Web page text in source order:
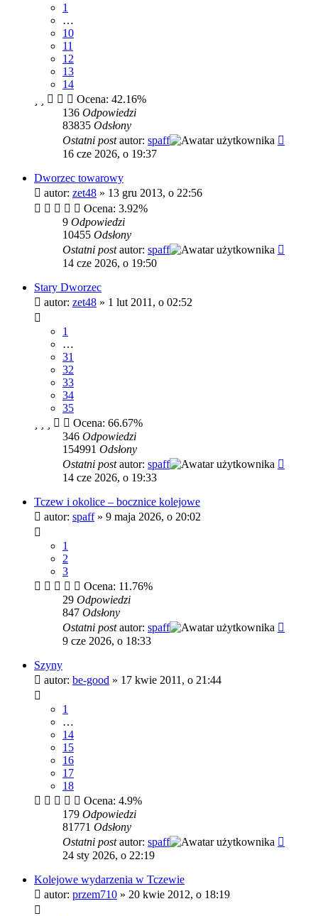
1
…
10
11
12
13
14
Ocena: 42.16%
136 Odpowiedzi
83835 Odsłony
Ostatni postautor: spaff
16 cze 2026, o 19:37
Dworzec towarowy
autor: zet48 » 13 gru 2013, o 22:56
Ocena: 3.92%
9 Odpowiedzi
10455 Odsłony
Ostatni postautor: spaff
14 cze 2026, o 19:50
Stary Dworzec
autor: zet48 » 1 lut 2011, o 02:52
1
…
31
32
33
34
35
Ocena: 66.67%
346 Odpowiedzi
154991 Odsłony
Ostatni postautor: spaff
14 cze 2026, o 19:33
Tczew i okolice – bocznice kolejowe
autor: spaff» 9 maja 2026, o 20:02
1
2
3
Ocena: 11.76%
29 Odpowiedzi
847 Odsłony
Ostatni postautor: spaff
9 cze 2026, o 18:33
Szyny
autor: be-good » 17 kwie 2011, o 21:44
1
…
14
15
16
17
18
Ocena: 4.9%
179 Odpowiedzi
81771 Odsłony
Ostatni postautor: spaff
24 sty 2026, o 22:19
Kolejowe wydarzenia w Tczewie
autor: przem710 » 20 kwie 2012, o 18:19